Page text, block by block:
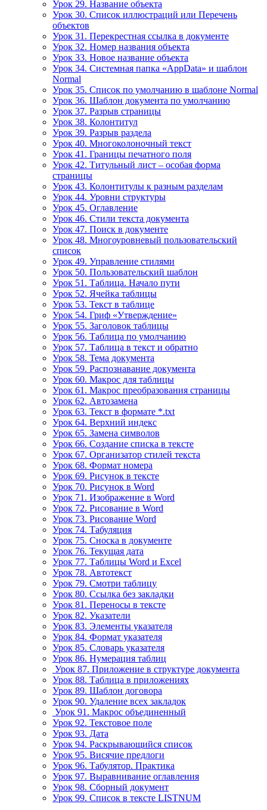
Урок 29. Название объекта
Урок 30. Список иллюстраций или Перечень
объектов
Урок 31. Перекрестная ссылка в документе
Урок 32. Номер названия объекта
Урок 33. Новое название объекта
Урок 34. Системная папка «AppData» и шаблон
Normal
Урок 35. Список по умолчанию в шаблоне Normal
Урок 36. Шаблон документа по умолчанию
Урок 37. Разрыв страницы
Урок 38. Колонтитул
Урок 39. Разрыв раздела
Урок 40. Многоколоночный текст
Урок 41. Границы печатного поля
Урок 42. Титульный лист – особая форма
страницы
Урок 43. Колонтитулы к разным разделам
Урок 44. Уровни структуры
Урок 45. Оглавление
Урок 46. Стили текста документа
Урок 47. Поиск в документе
Урок 48. Многоуровневый пользовательский
список
Урок 49. Управление стилями
Урок 50. Пользовательский шаблон
Урок 51. Таблица. Начало пути
Урок 52. Ячейка таблицы
Урок 53. Текст в таблице
Урок 54. Гриф «Утверждение»
Урок 55. Заголовок таблицы
Урок 56. Таблица по умолчанию
Урок 57. Таблица в текст и обратно
Урок 58. Тема документа
Урок 59. Распознавание документа
Урок 60. Макрос для таблицы
Урок 61. Макрос преобразования страницы
Урок 62. Автозамена
Урок 63. Текст в формате *.txt
Урок 64. Верхний индекс
Урок 65. Замена символов
Урок 66. Создание списка в тексте
Урок 67. Организатор стилей текста
Урок 68. Формат номера
Урок 69. Рисунок в тексте
Урок 70. Рисунок в Word
Урок 71. Изображение в Word
Урок 72. Рисование в Word
Урок 73. Рисование Word
Урок 74. Табуляция
Урок 75. Сноска в документе
Урок 76. Текущая дата
Урок 77. Таблицы Word и Excel
Урок 78. Автотекст
Урок 79. Смотри таблицу
Урок 80. Ссылка без закладки
Урок 81. Переносы в тексте
Урок 82. Указатели
Урок 83. Элементы указателя
Урок 84. Формат указателя
Урок 85. Словарь указателя
Урок 86. Нумерация таблиц
Урок 87. Приложение в структуре документа
Урок 88. Таблица в приложениях
Урок 89. Шаблон договора
Урок 90. Удаление всех закладок
Урок 91. Макрос объединенный
Урок 92. Текстовое поле
Урок 93. Дата
Урок 94. Раскрывающийся список
Урок 95. Висячие предлоги
Урок 96. Табулятор. Практика
Урок 97. Выравнивание оглавления
Урок 98. Сборный документ
Урок 99. Список в тексте LISTNUM